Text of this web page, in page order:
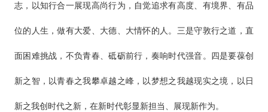
志，以知行合一展现高尚行为，自觉追求有高度、有境界、有品
位的人生，做有大爱、大德、大情怀的人。三是守敦行之道，直
面困难挑战，不负青春、砥砺前行，奏响时代强音。四是要葆创
新之智，以青春之我攀卓越之峰，以梦想之我越现实之境，以日
新之我创时代之新，在新时代彰显新担当、展现新作为。